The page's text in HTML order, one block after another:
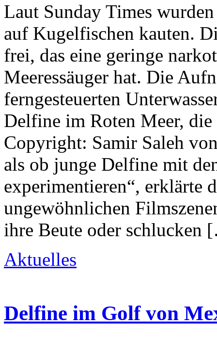
Laut Sunday Times
auf Kugelfischen kauten.
frei, das eine geringe
Meeressäuger hat. Die
ferngesteuerten
Delfine im Roten Meer,
Copyright: Samir Saleh
als ob junge Delfine mit
experimentieren“, erklärte
ungewöhnlichen
ihre Beute oder
Aktuelles
Delfine im Golf von